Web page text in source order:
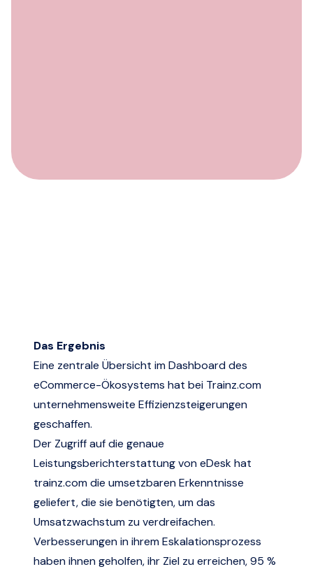
Das Ergebnis
Eine zentrale Übersicht im Dashboard des
eCommerce-Ökosystems hat bei Trainz.com
unternehmensweite Effizienzsteigerungen
geschaffen.
Der Zugriff auf die genaue
Leistungsberichterstattung von eDesk hat
trainz.comdie umsetzbaren Erkenntnisse
geliefert, die sie benötigten, um das
Umsatzwachstum zu verdreifachen.
Verbesserungen in ihrem Eskalationsprozess
haben ihnen geholfen, ihr Ziel zu erreichen, 95 %